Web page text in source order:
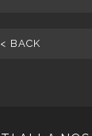
< BACK